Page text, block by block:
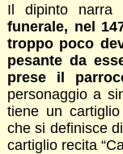
Il dipinto narra
funerale, nel
troppo poco
pesante da
prese il
personaggio a
tiene un
che si definisce
cartiglio recita